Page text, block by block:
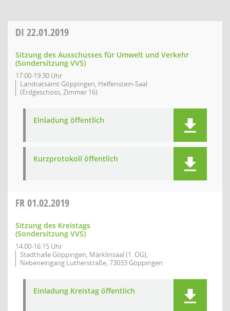
DI 22.01.2019
Sitzung des Ausschusses für Umwelt und Verkehr
(Sondersitzung VVS)
17:00-19:30 Uhr
Landratsamt Göppingen, Helfenstein-Saal
(Erdgeschoss, Zimmer 16)
Einladung öffentlich
Kurzprotokoll öffentlich
FR01.02.2019
Sitzung des Kreistags
(Sondersitzung VVS)
14:00-16:15 Uhr
Stadthalle Göppingen, Märklinsaal (1. OG),
Nebeneingang Lutherstraße, 73033 Göppingen
Einladung Kreistag öffentlich